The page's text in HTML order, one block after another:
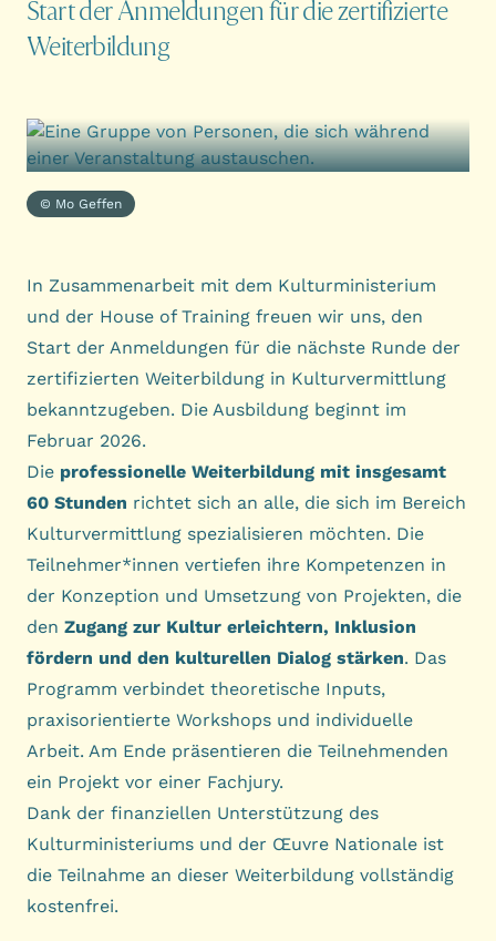
Start der Anmeldungen für die zertifizierte
Weiterbildung
© Mo Geffen
In Zusammenarbeit mit dem Kulturministerium
und der House of Training freuen wir uns, den
Start der Anmeldungen für die nächste Runde der
zertifizierten Weiterbildung in Kulturvermittlung
bekanntzugeben. Die Ausbildung beginnt im
Februar 2026.
Die professionelle Weiterbildung mit insgesamt
60 Stunden richtet sich an alle, die sich im Bereich
Kulturvermittlung spezialisieren möchten. Die
Teilnehmer*innen vertiefen ihre Kompetenzen in
der Konzeption und Umsetzung von Projekten, die
den Zugang zur Kultur erleichtern, Inklusion
fördern und den kulturellen Dialog stärken. Das
Programm verbindet theoretische Inputs,
praxisorientierte Workshops und individuelle
Arbeit. Am Ende präsentieren die Teilnehmenden
ein Projekt vor einer Fachjury.
Dank der finanziellen Unterstützung des
Kulturministeriums und der Œuvre Nationale ist
die Teilnahme an dieser Weiterbildung vollständig
kostenfrei.